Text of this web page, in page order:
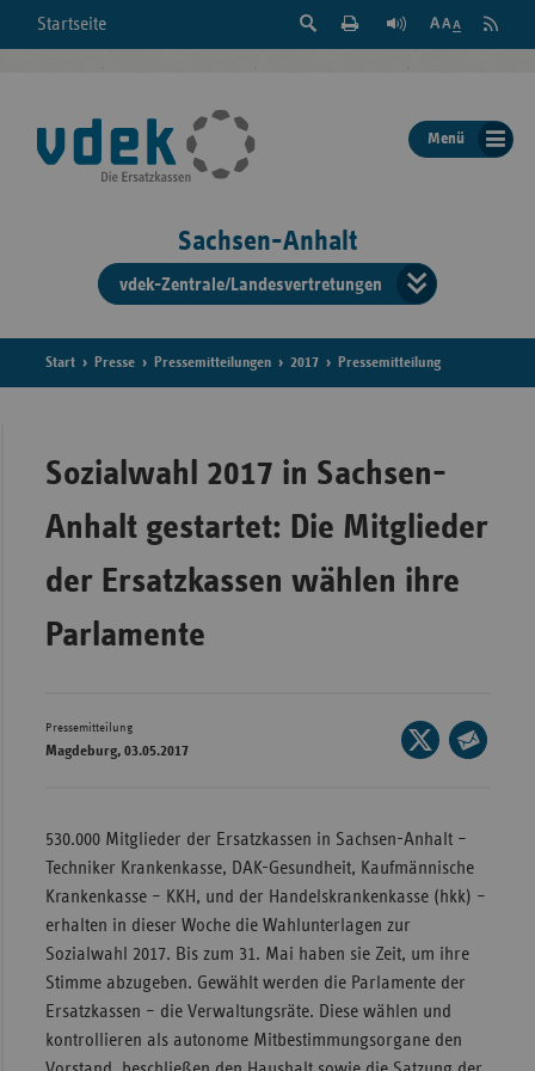
Startseite
Suche
der
Seite
Feed
Menü
Sachsen-Anhalt
vdek-Zentrale/Landesvertretungen
der
Start Presse Pressemitteilungen 2017 Pressemitteilung
Sozialwahl 2017 in Sachsen-
Anhalt gestartet: Die Mitglieder
der Ersatzkassen wählen ihre
Parlamente
Pressemitteilung
Magdeburg, 03.05.2017
Seite
auf
teilen
530.000 Mitglieder der Ersatzkassen in Sachsen-Anhalt –
Techniker Krankenkasse, DAK-Gesundheit, Kaufmännische
Krankenkasse – KKH, und der Handelskrankenkasse (hkk) –
erhalten in dieser Woche die Wahlunterlagen zur
Sozialwahl 2017. Bis zum 31. Mai haben sie Zeit, um ihre
Stimme abzugeben. Gewählt werden die Parlamente der
Ersatzkassen – die Verwaltungsräte. Diese wählen und
kontrollieren als autonome Mitbestimmungsorgane den